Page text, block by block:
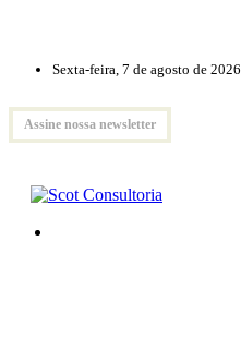
Sexta-feira, 7 de agosto de 2026
Assine nossa newsletter